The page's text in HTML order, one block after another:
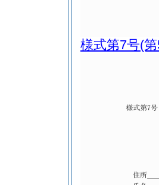
様式第7号(